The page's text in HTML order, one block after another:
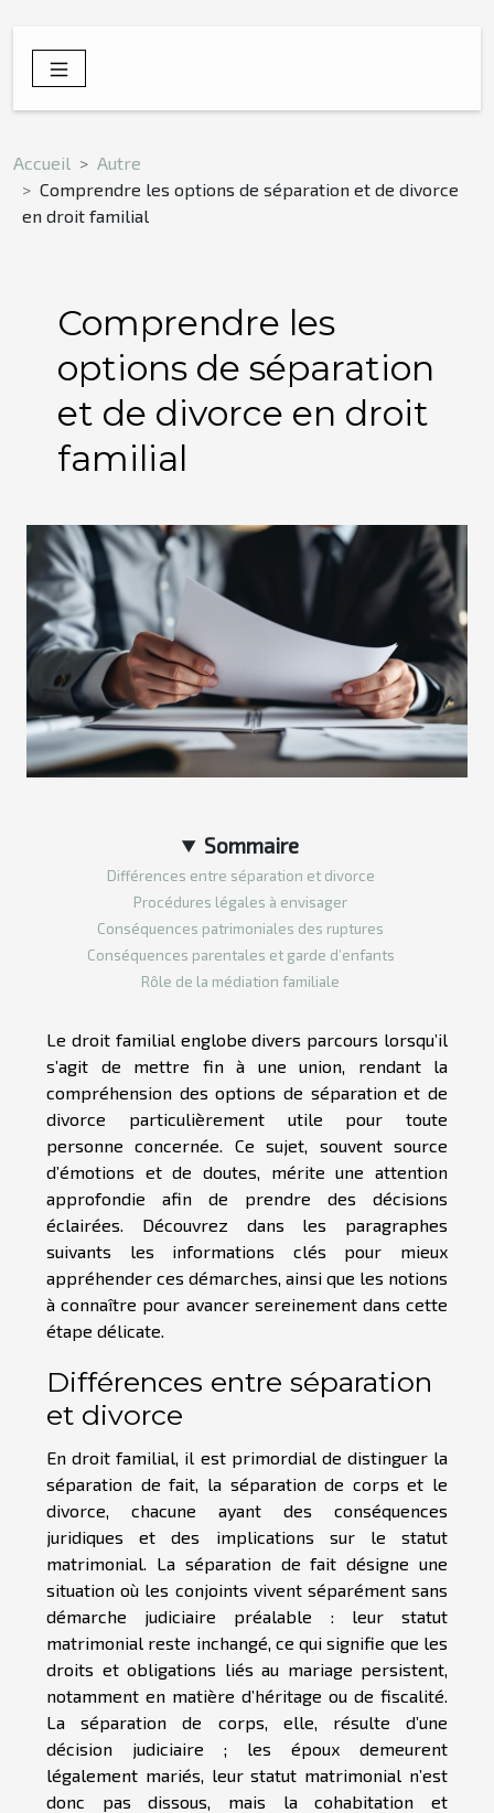
Accueil
Autre
Comprendre les options de séparation et de divorce
en droit familial
Comprendre les
options de séparation
et de divorce en droit
familial
Sommaire
Différences entre séparation et divorce
Procédures légales à envisager
Conséquences patrimoniales des ruptures
Conséquences parentales et garde d’enfants
Rôle de la médiation familiale
Le droit familial englobe divers parcours lorsqu’il
s’agit de mettre fin à une union, rendant la
compréhension des options de séparation et de
divorce particulièrement utile pour toute
personne concernée. Ce sujet, souvent source
d’émotions et de doutes, mérite une attention
approfondie afin de prendre des décisions
éclairées. Découvrez dans les paragraphes
suivants les informations clés pour mieux
appréhender ces démarches, ainsi que les notions
à connaître pour avancer sereinement dans cette
étape délicate.
Différences entre séparation
et divorce
En droit familial, il est primordial de distinguer la
séparation de fait, la séparation de corps et le
divorce, chacune ayant des conséquences
juridiques et des implications sur le statut
matrimonial. La séparation de fait désigne une
situation où les conjoints vivent séparément sans
démarche judiciaire préalable : leur statut
matrimonial reste inchangé, ce qui signifie que les
droits et obligations liés au mariage persistent,
notamment en matière d’héritage ou de fiscalité.
La séparation de corps, elle, résulte d’une
décision judiciaire ; les époux demeurent
légalement mariés, leur statut matrimonial n’est
donc pas dissous, mais la cohabitation et